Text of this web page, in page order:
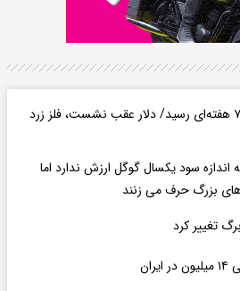
طلای جهانی به قله ۷ هفته‌ای رسید/ دلار عقب نشست، فلز زرد
اندازه سود یکسال گوگل ارزش ندارد اما
بزرگ حرف می زنند
تغییر کرد